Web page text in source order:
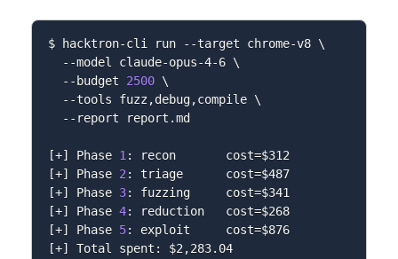
$ hacktron-cli run --target chrome-v8 \
--model
claude-opus-4-6 \
--budget
2500 \
--tools fuzz,debug,compile \
--report report.md
[+] Phase 1 : recon cost=$312
[+] Phase 2 : triage cost=$487
[+] Phase 3: fuzzing cost=$341
[+] Phase 4: reduction cost=$268
[+] Phase 5: exploit cost=$876
[+] Total spent: $2